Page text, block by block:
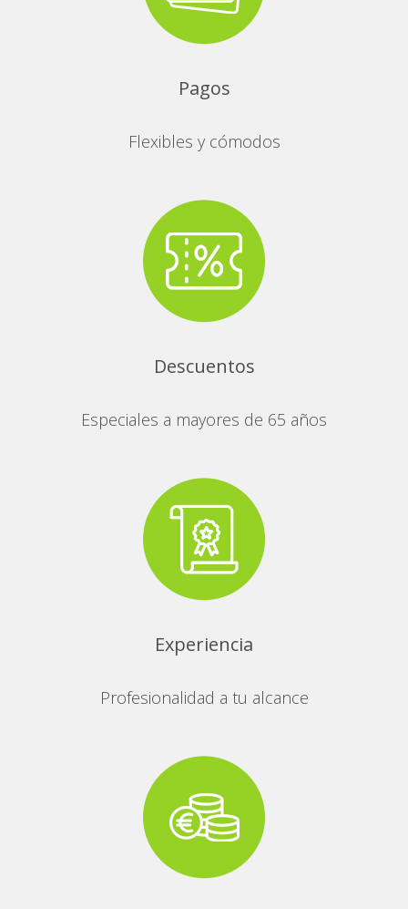
Pagos
Flexibles y cómodos
Descuentos
Especiales a mayores de 65 años
Experiencia
Profesionalidad a tu alcance